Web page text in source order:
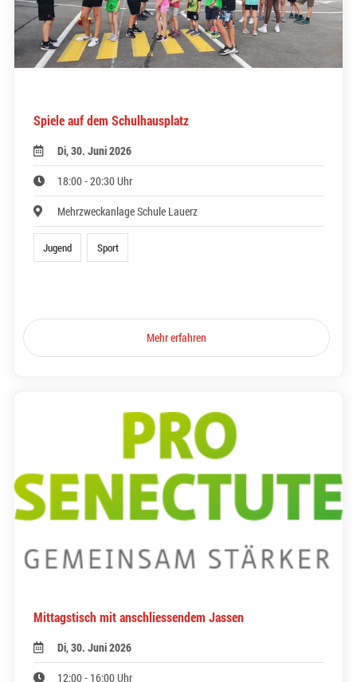
Spiele auf dem Schulhausplatz
Di, 30. Juni 2026
18:00 - 20:30 Uhr
Mehrzweckanlage Schule Lauerz
Jugend Sport
Mehr erfahren
Mittagstisch mit anschliessendem Jassen
Di, 30. Juni 2026
12:00 - 16:00 Uhr